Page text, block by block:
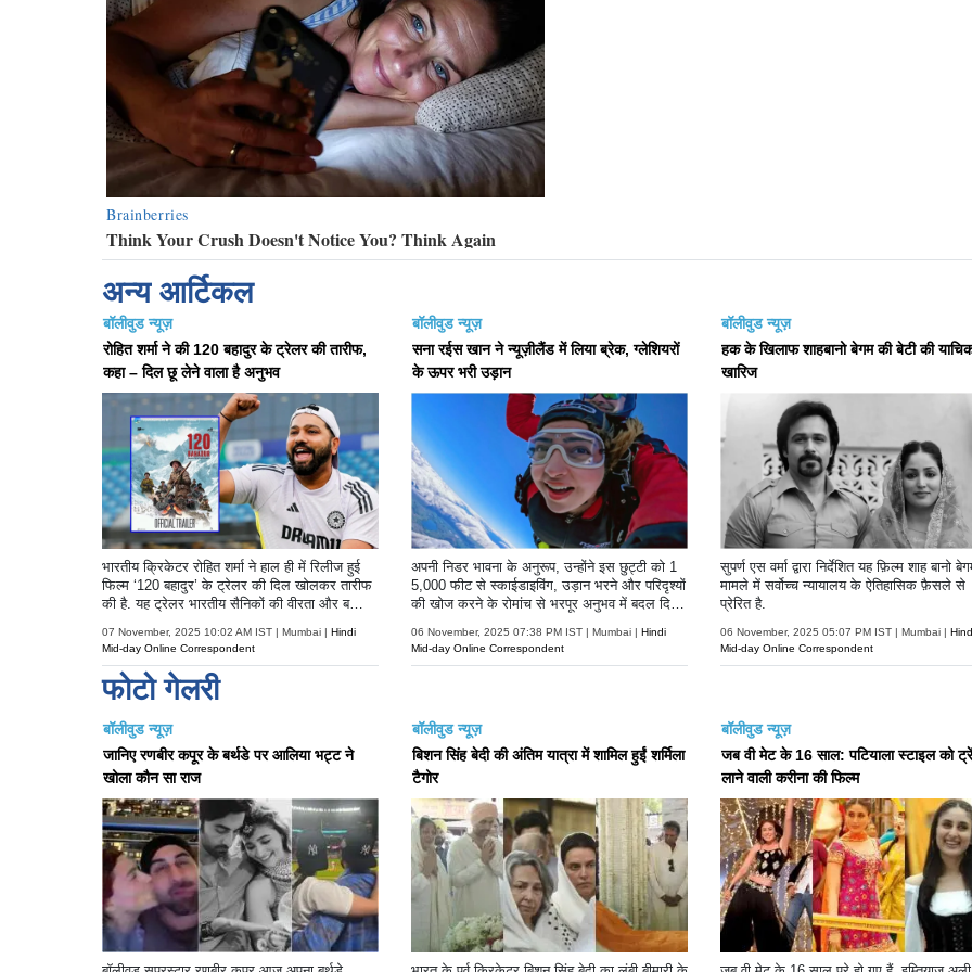
अन्य आर्टिकल
बॉलीवुड न्यूज़
रोहित शर्मा ने की 120 बहादुर के ट्रेलर की तारीफ,
कहा – दिल छू लेने वाला है अनुभव
भारतीय क्रिकेटर रोहित शर्मा ने हाल ही में रिलीज हुई
फिल्म ‘120 बहादुर’ के ट्रेलर की दिल खोलकर तारीफ
की है. यह ट्रेलर भारतीय सैनिकों की वीरता और ब
शर्मा का भी दिल जीत लिया.
07 November, 2025 10:02 AM IST | Mumbai | Hindi
Mid-day Online Correspondent
बॉलीवुड न्यूज़
सना रईस खान ने न्यूज़ीलैंड में लिया ब्रेक, ग्लेशियरों
के ऊपर भरी उड़ान
अपनी निडर भावना के अनुरूप, उन्होंने इस छुट्टी को 1
5,000 फीट से स्काईडाइविंग, उड़ान भरने और परिदृश्यों
की खोज करने के रोमांच से भरपूर अनुभव में बदल दिया
06 November, 2025 07:38 PM IST | Mumbai | Hindi
Mid-day Online Correspondent
बॉलीवुड न्यूज़
हक के खिलाफ शाहबानो बेगम की बेटी की
खारिज
सुपर्ण एस वर्मा द्वारा निर्देशित यह फ़िल्म शाह बानो
मामले में सर्वोच्च न्यायालय के ऐतिहासिक फ़ैसले से
प्रेरित है.
06 November, 2025 05:07 PM IST | Mumbai |
Mid-day Online Correspondent
फोटो गेलरी
बॉलीवुड न्यूज़
जानिए रणबीर कपूर के बर्थडे पर आलिया भट्ट ने
खोला कौन सा राज
बॉलीवुड न्यूज़
बिशन सिंह बेदी की अंतिम यात्रा में शामिल हुईं शर्मिला
टैगोर
बॉलीवुड न्यूज़
जब वी मेट के 16 साल: पटियाला स्टाइल को
लाने वाली करीना की फिल्म